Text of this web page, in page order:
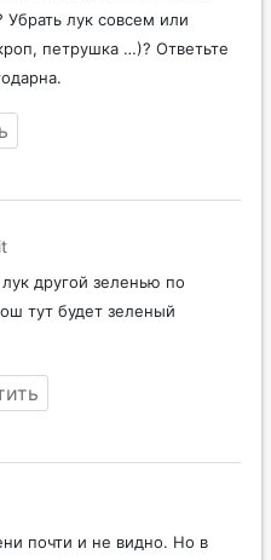
Убрать лук совсем или
петрушка …)? Ответьте
другой зеленью по
тут будет зеленый
почти и не видно. Но в